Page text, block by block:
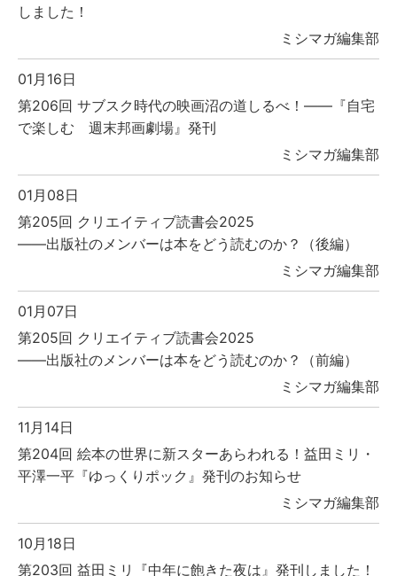
しました！
ミシマガ編集部
01月16日
第206回 サブスク時代の映画沼の道しるべ！――『自宅
で楽しむ 週末邦画劇場』発刊
ミシマガ編集部
01月08日
第205回 クリエイティブ読書会2025
――出版社のメンバーは本をどう読むのか？（後編）
ミシマガ編集部
01月07日
第205回 クリエイティブ読書会2025
――出版社のメンバーは本をどう読むのか？（前編）
ミシマガ編集部
11月14日
第204回 絵本の世界に新スターあらわれる！益田ミリ・
平澤一平『ゆっくりポック』発刊のお知らせ
ミシマガ編集部
10月18日
第203回 益田ミリ『中年に飽きた夜は』発刊しました！